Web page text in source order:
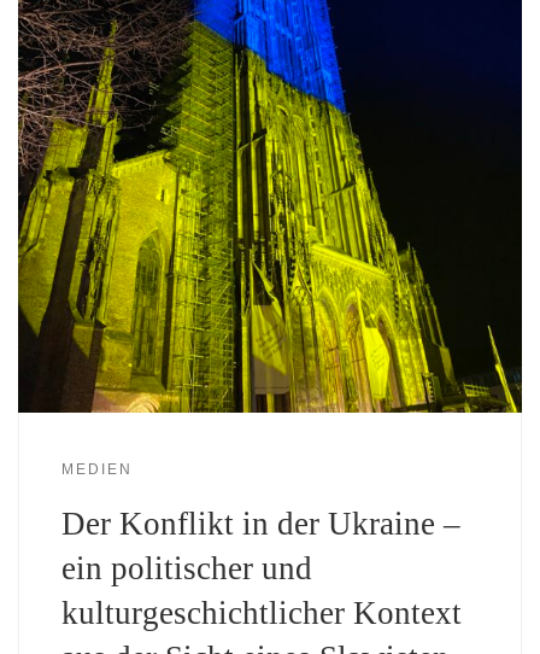
MEDIEN
Der Konflikt in der Ukraine –
ein politischer und
kulturgeschichtlicher Kontext